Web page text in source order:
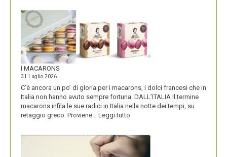
I MACARONS
31 Luglio 2026
C’è ancora un po’ di gloria per i macarons, i dolci francesi che in
Italia non hanno avuto sempre fortuna. DALL’ITALIA Il termine
macarons infila le sue radici in Italia nella notte dei tempi, su
retaggio greco. Proviene… Leggi tutto
MACARONS